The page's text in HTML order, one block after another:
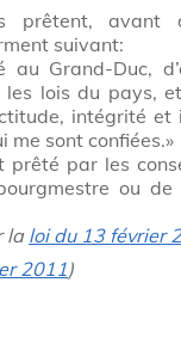
prêtent, avant
suivant:
au Grand-Duc,
les lois du pays,
intégrité et
me sont confiées.»
prêté par les
ou de
la loi du 13 février
2011)